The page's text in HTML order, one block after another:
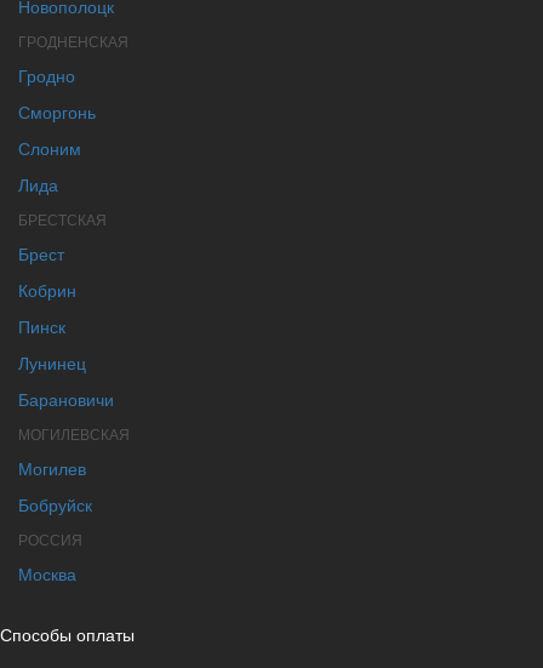
Новополоцк
ГРОДНЕНСКАЯ
Гродно
Сморгонь
Слоним
Лида
БРЕСТСКАЯ
Брест
Кобрин
Пинск
Лунинец
Барановичи
МОГИЛЕВСКАЯ
Могилев
Бобруйск
РОССИЯ
Москва
Способы оплаты